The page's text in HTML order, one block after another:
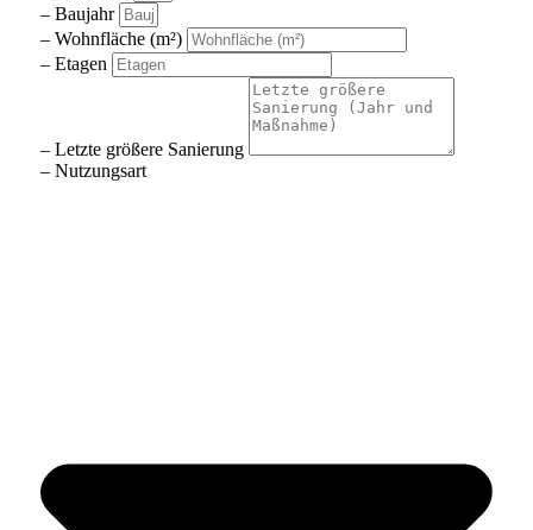
– Baujahr
– Wohnfläche (m²)
– Etagen
– Letzte größere Sanierung
– Nutzungsart